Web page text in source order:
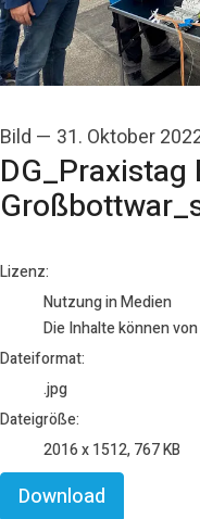
Bild — 31. Oktober
DG_Praxistag
go to media item
Lizenz:
Nutzung in Medien
Die Inhalte können
Dateiformat:
.jpg
Dateigröße:
2016 x 1512, 767 KB
Download